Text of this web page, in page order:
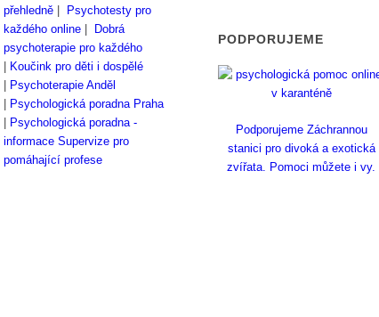
přehledně
Psychotesty pro
každého online
Dobrá
psychoterapie pro každého
Koučink pro děti i dospělé
Psychoterapie Anděl
Psychologická poradna Praha
Psychologická poradna -
informace Supervize pro
pomáhající profese
PODPORUJEME
Podporujeme Záchrannou
stanici pro divoká a exotická
zvířata. Pomoci můžete i vy.